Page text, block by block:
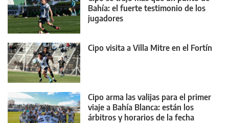
Bahía: el fuerte testimonio de los
jugadores
Cipo visita a Villa Mitre en el Fortín
Cipo arma las valijas para el primer
viaje a Bahía Blanca: están los
árbitros y horarios de la fecha